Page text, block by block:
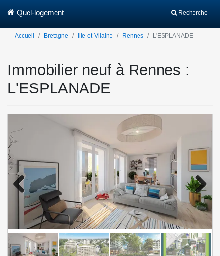
Recherche
Quel-logement
Accueil Bretagne Ille-et-Vilaine Rennes L'ESPLANADE
Immobilier neuf à Rennes :
L'ESPLANADE
Previo
Next